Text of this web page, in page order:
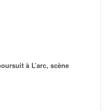
à L’arc, scène